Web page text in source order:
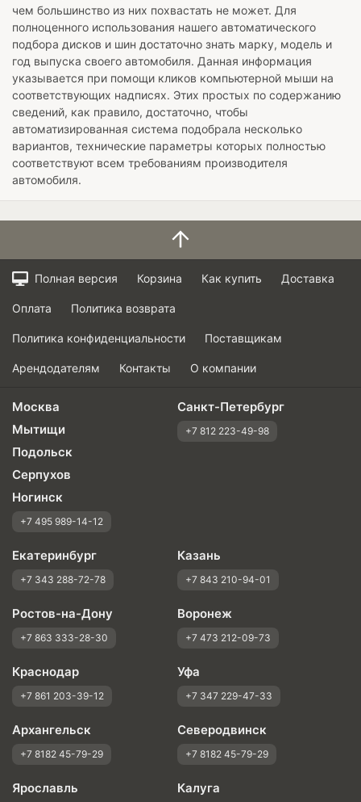
чем большинство из них похвастать не может. Для
полноценного использования нашего автоматического
подбора дисков и шин достаточно знать марку, модель и
год выпуска своего автомобиля. Данная информация
указывается при помощи кликов компьютерной мыши на
соответствующих надписях. Этих простых по содержанию
сведений, как правило, достаточно, чтобы
автоматизированная система подобрала несколько
вариантов, технические параметры которых полностью
соответствуют всем требованиям производителя
автомобиля.
Полная версия Корзина Как купить Доставка
Оплата Политика возврата
Политика конфиденциальности Поставщикам
Арендодателям Контакты О компании
Москва
Мытищи
Подольск
Серпухов
Ногинск
+7 495 989-14-12
Санкт-Петербург
+7 812 223-49-98
Екатеринбург
+7 343 288-72-78
Казань
+7 843 210-94-01
Ростов-на-Дону
+7 863 333-28-30
Воронеж
+7 473 212-09-73
Краснодар
+7 861 203-39-12
Уфа
+7 347 229-47-33
Архангельск
+7 8182 45-79-29
Северодвинск
+7 8182 45-79-29
Ярославль Калуга